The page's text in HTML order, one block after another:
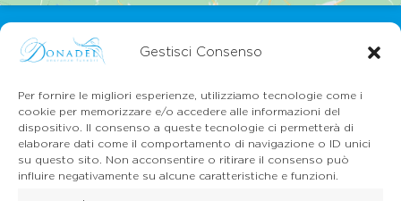
Gestisci Consenso
Per fornire le migliori esperienze, utilizziamo tecnologie come i
cookie per memorizzare e/o accedere alle informazioni del
dispositivo. Il consenso a queste tecnologie ci permetterà di
elaborare dati come il comportamento di navigazione o ID unici
su questo sito. Non acconsentire o ritirare il consenso può
influire negativamente su alcune caratteristiche e funzioni.
CONTATTI
Mail:info@onoranzefunebridonadel.it
Cell.336 200212
Cell.349 3056496